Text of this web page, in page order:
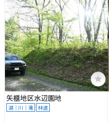
矢櫃地区水辺園地
湖｜川｜滝 林道